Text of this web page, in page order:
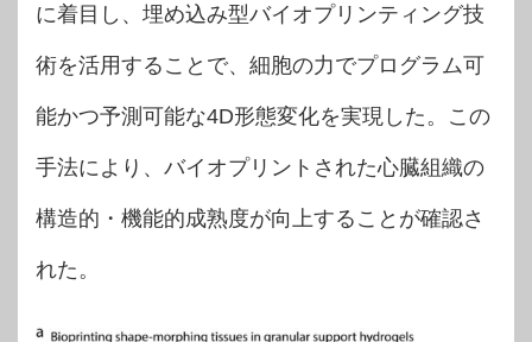
に着目し、埋め込み型バイオプリンティング技
術を活用することで、細胞の力でプログラム可
能かつ予測可能な4D形態変化を実現した。この
手法により、バイオプリントされた心臓組織の
構造的・機能的成熟度が向上することが確認さ
れた。